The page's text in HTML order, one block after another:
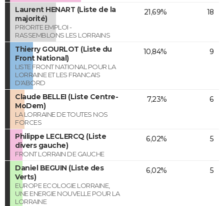
Laurent HENART (Liste de la
majorité)
PRIORITE EMPLOI -
RASSEMBLONS LES LORRAINS
21,69% 18
Thierry GOURLOT (Liste du
Front National)
LISTE FRONT NATIONAL POUR LA
LORRAINE ET LES FRANCAIS
D'ABORD
10,84% 9
Claude BELLEI (Liste Centre-
MoDem)
LA LORRAINE DE TOUTES NOS
FORCES
7,23% 6
Philippe LECLERCQ (Liste
divers gauche)
FRONT LORRAIN DE GAUCHE
6,02% 5
Daniel BEGUIN (Liste des
Verts)
EUROPE ECOLOGIE LORRAINE,
UNE ENERGIE NOUVELLE POUR LA
LORRAINE
6,02% 5